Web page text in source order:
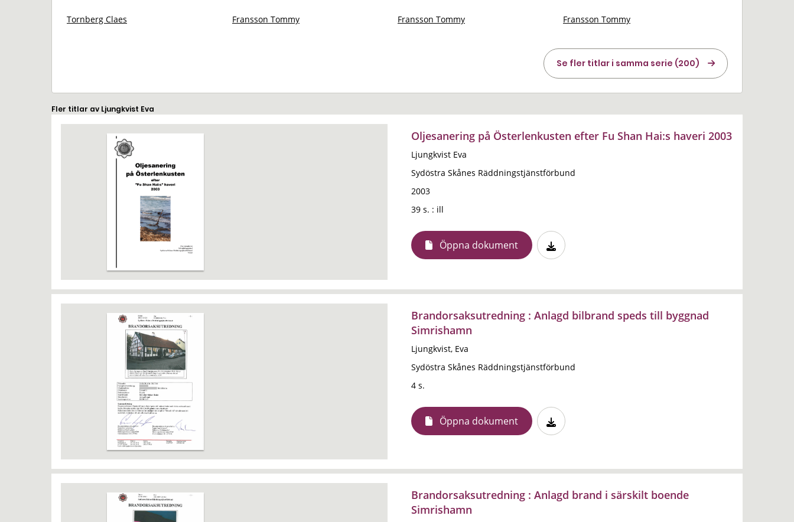
Tornberg Claes Fransson Tommy Fransson Tommy Fransson Tommy
Se fler titlar i samma serie (200)
Fler titlar av Ljungkvist Eva
Oljesanering på Österlenkusten efter Fu Shan Hai:s haveri 2003
Ljungkvist Eva
Sydöstra Skånes Räddningstjänstförbund
2003
39 s. : ill
Öppna dokument
Brandorsaksutredning : Anlagd bilbrand speds till byggnad
Simrishamn
Ljungkvist, Eva
Sydöstra Skånes Räddningstjänstförbund
4 s.
Öppna dokument
Brandorsaksutredning : Anlagd brand i särskilt boende
Simrishamn